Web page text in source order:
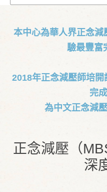
本中心為華人界正念
驗最豐富
2018年正念減壓師培
完
為中文正念減
正念減壓（
深